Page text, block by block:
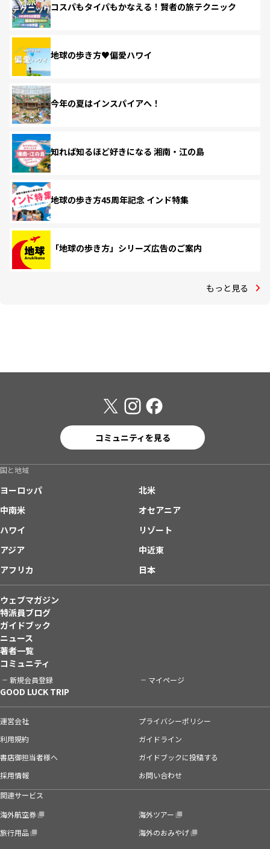
コスパもタイパもかなえる！賢者の旅テクニック
地球の歩き方♥偏愛ハワイ
今年の夏はインスパイアへ！
知れば知るほど好きになる 湘南・江の島
地球の歩き方45周年記念 インド特集
「地球の歩き方」シリーズ広告のご案内
もっと見る
コミュニティを見る
国と地域
ヨーロッパ
北米
中南米
オセアニア
ハワイ
リゾート
アジア
中近東
アフリカ
日本
ウェブマガジン
特派員ブログ
ガイドブック
ニュース
著者一覧
コミュニティ
新規会員登録 マイページ
GOOD LUCK TRIP
運営会社
プライバシーポリシー
利用規約
ガイドライン
書店御担当者様へ
ガイドブックに投稿する
採用情報
お問い合わせ
関連サービス
海外航空券
海外ツアー
旅行用品
海外のおみやげ